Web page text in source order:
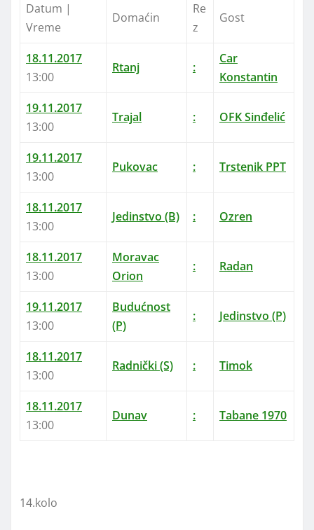
Datum |
Vreme
Domaćin
Re
z
Gost
18.11.2017
13:00
Rtanj :
Car
Konstantin
19.11.2017
13:00
Trajal : OFK Sinđelić
19.11.2017
13:00
Pukovac : Trstenik PPT
18.11.2017
13:00
Jedinstvo (B) : Ozren
18.11.2017
13:00
Moravac
Orion
: Radan
19.11.2017
13:00
Budućnost
(P)
: Jedinstvo (P)
18.11.2017
13:00
Radnički (S) : Timok
18.11.2017
13:00
Dunav : Tabane 1970
14.kolo